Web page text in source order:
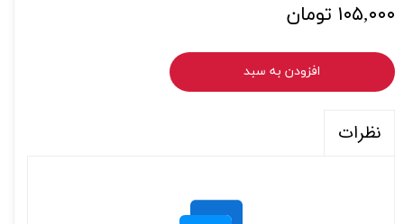
۱۰۵,۰۰۰ تومان
افزودن به سبد
نظرات